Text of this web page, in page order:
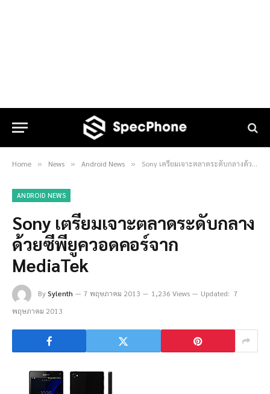
Home » News » Android News » Sony เตรียมเจาะตลาดระดับกลางด้วยซีพียูควอดคอร์จาก MediaTek
ANDROID NEWS
Sony เตรียมเจาะตลาดระดับกลาง
ด้วยซีพียูควอดคอร์จาก
MediaTek
BySylenth 7 พฤษภาคม 2013 1,236 Views Updated: 7
พฤษภาคม 2013